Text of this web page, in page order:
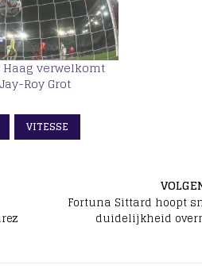
Haag verwelkomt
Roy Grot
VITESSE
Fortuna Sittard hoopt
duidelijkheid